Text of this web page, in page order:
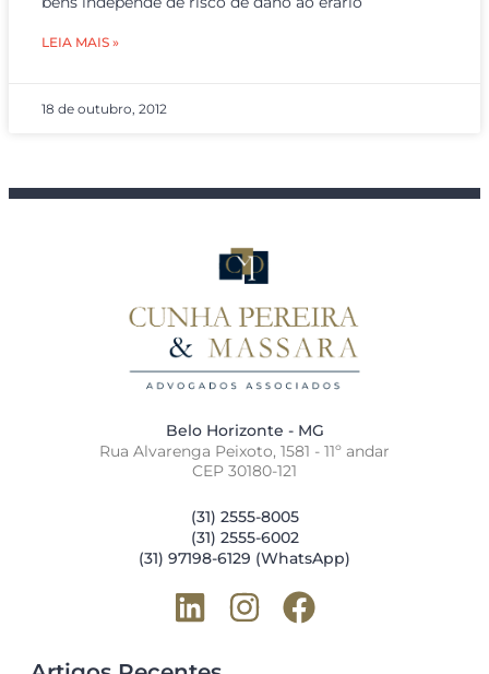
LEIA MAIS »
18 de outubro, 2012
Belo Horizonte - MG
Rua Alvarenga Peixoto, 1581 - 11º andar
CEP 30180-121
(31) 2555-8005
(31) 2555-6002
(31) 97198-6129 (WhatsApp)